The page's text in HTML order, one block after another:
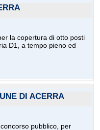
la copertura di otto posti
D1, a tempo pieno ed
DI ACERRA
pubblico, per